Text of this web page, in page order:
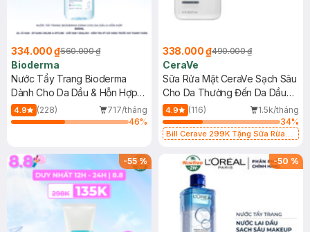
334.000 ₫560.000 ₫
Bioderma
Nước Tẩy Trang Bioderma
Dành Cho Da Dầu & Hỗn Hợp
500ml
4.9 (228)
717/tháng
46%
338.000 ₫490.000 ₫
CeraVe
Sữa Rửa Mặt CeraVe Sạch Sâu
Cho Da Thường Đến Da Dầu
473ml
4.9 (116)
1.5k/tháng
34%
Bill Cerave 299K Tặng Sữa Rửa
-55% -50 %